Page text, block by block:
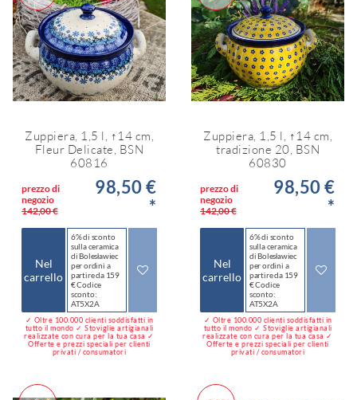
Zuppiera, 1,5 l, ↑14 cm,
Fleur Delicate, BSN
60816
prezzo di
negozio
142,00 €
98,50 €
*
Nel
carrello
6% di sconto
sulla ceramica
di Bolesławiec
per ordini a
partire da 159
€ Codice
sconto:
AT5X2A
✓ Oltre 100.000 clienti soddisfatti in
tutto il mondo ✓ Stoviglie artigianali
realizzate con cura per la tua casa ✓
Offerte e prezzi speciali per clienti
privati / consumatori
Zuppiera, 1,5 l, ↑14 cm,
tradizione 20, BSN
60830
prezzo di
negozio
142,00 €
98,50 €
*
Nel
carrello
6% di sconto
sulla ceramica
di Bolesławiec
per ordini a
partire da 159
€ Codice
sconto:
AT5X2A
✓ Oltre 100.000 clienti soddisfatti in
tutto il mondo ✓ Stoviglie artigianali
realizzate con cura per la tua casa ✓
Offerte e prezzi speciali per clienti
privati / consumatori